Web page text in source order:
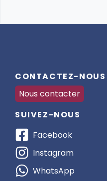
CONTACTEZ-NOUS
Nous contacter
SUIVEZ-NOUS
Facebook
Instagram
WhatsApp